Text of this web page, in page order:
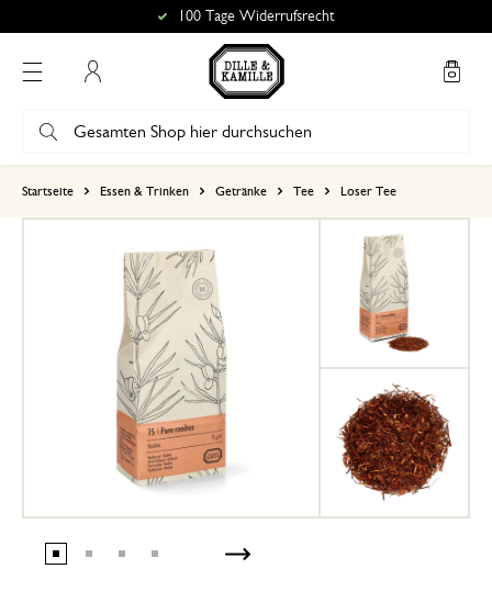
100 Tage Widerrufsrecht
Startseite Essen & Trinken Getränke Tee Loser Tee